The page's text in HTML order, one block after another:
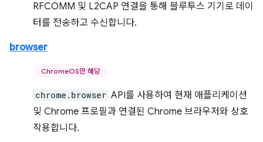
RFCOMM 및 L2CAP 연결을 통해 블루투스 기기로 데이
터를 전송하고 수신합니다.
browser
ChromeOS만 해당
chrome.browser API를 사용하여 현재 애플리케이션
및 Chrome 프로필과 연결된 Chrome 브라우저와 상호
작용합니다.